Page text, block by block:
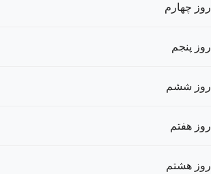
روز چهارم
روز پنجم
روز ششم
روز هفتم
روز هشتم